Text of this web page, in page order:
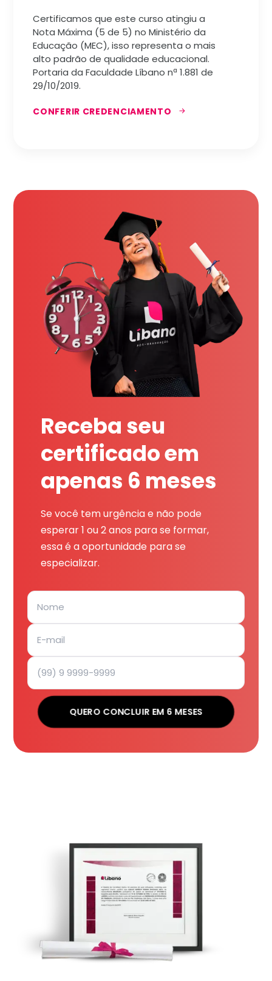
Certificamos que este curso atingiu a
Nota Máxima (5 de 5) no Ministério da
Educação (MEC), isso representa o mais
alto padrão de qualidade educacional.
Portaria da Faculdade Líbano nª 1.881 de
29/10/2019.
CONFERIR CREDENCIAMENTO
Receba seu
certificado em
apenas 6 meses
Se você tem urgência e não pode
esperar 1 ou 2 anos para se formar,
essa é a oportunidade para se
especializar.
QUERO CONCLUIR EM 6 MESES